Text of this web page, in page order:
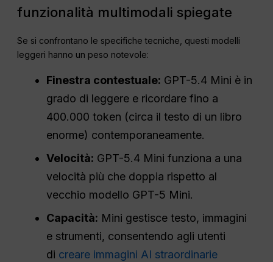
funzionalità multimodali spiegate
Se si confrontano le specifiche tecniche, questi modelli
leggeri hanno un peso notevole:
Finestra contestuale: GPT-5.4 Mini è in
grado di leggere e ricordare fino a
400.000 token (circa il testo di un libro
enorme) contemporaneamente.
Velocità: GPT-5.4 Mini funziona a una
velocità più che doppia rispetto al
vecchio modello GPT-5 Mini.
Capacità: Mini gestisce testo, immagini
e strumenti, consentendo agli utenti
di creare immagini AI straordinarie